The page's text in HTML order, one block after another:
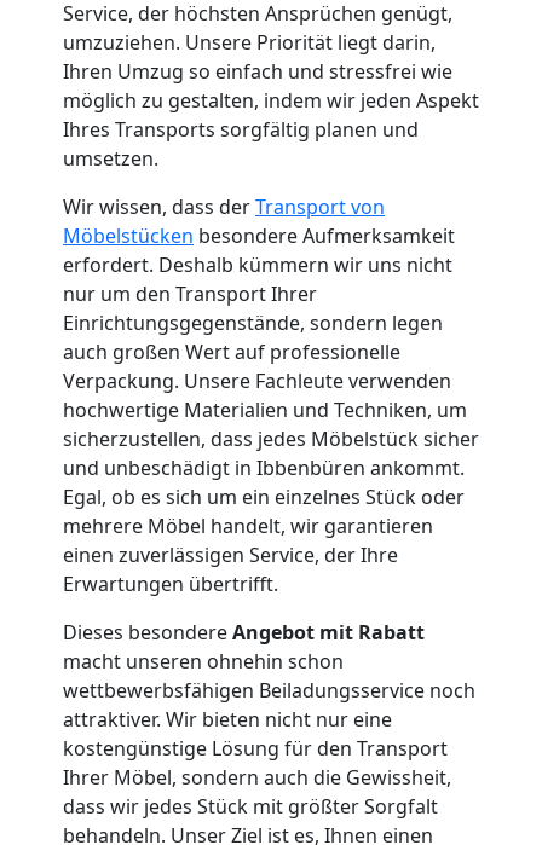
Service, der höchsten Ansprüchen genügt,
umzuziehen. Unsere Priorität liegt darin,
Ihren Umzug so einfach und stressfrei wie
möglich zu gestalten, indem wir jeden Aspekt
Ihres Transports sorgfältig planen und
umsetzen.
Wir wissen, dass derTransport von
Möbelstücken besondere Aufmerksamkeit
erfordert. Deshalb kümmern wir uns nicht
nur um den Transport Ihrer
Einrichtungsgegenstände, sondern legen
auch großen Wert auf professionelle
Verpackung. Unsere Fachleute verwenden
hochwertige Materialien und Techniken, um
sicherzustellen, dass jedes Möbelstück sicher
und unbeschädigt in Ibbenbüren ankommt.
Egal, ob es sich um ein einzelnes Stück oder
mehrere Möbel handelt, wir garantieren
einen zuverlässigen Service, der Ihre
Erwartungen übertrifft.
Dieses besondereAngebot mit Rabatt
macht unseren ohnehin schon
wettbewerbsfähigen Beiladungsservice noch
attraktiver. Wir bieten nicht nur eine
kostengünstige Lösung für den Transport
Ihrer Möbel, sondern auch die Gewissheit,
dass wir jedes Stück mit größter Sorgfalt
behandeln. Unser Ziel ist es, Ihnen einen
Küchenumzug
Feldkirch
Umzug
und
Lagerung
Feldkirch
Full-
Service-
Umzug
Feldkirch
Qualitäts-
Umzüge